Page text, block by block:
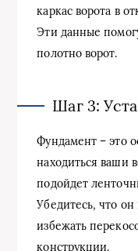
каркас ворота в
Эти данные
полотно ворот.
Шаг 3:
Фундамент – это
находиться ваши
подойдет
Убедитесь, что
избежать
конструкции.